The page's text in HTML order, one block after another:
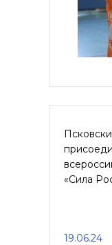
«Сила
19.06.24